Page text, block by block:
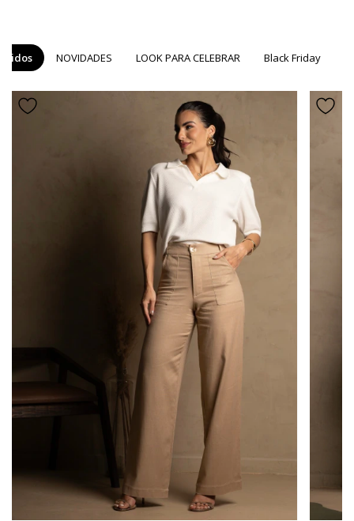
Manga longa
Recorte no meio das costas
As fotos não passam por edição; entretanto, a
iluminação do ambiente pode alterar a
percepção da tonalidade da peça.
Tecido e Composição
44% Poliester | 38% Viscose | 18%
Observação:
Quando se tratar de um tecido
natural (linho ou viscose), a peça pode apresentar
leve encolhimento no comprimento após a
primeira lavagem.
Recomendamos seguir as instruções de lavagem
indicadas na etiqueta para garantir a durabilidade
da peça.
NOVIDADES LOOK PARA CELEBRAR Black Friday